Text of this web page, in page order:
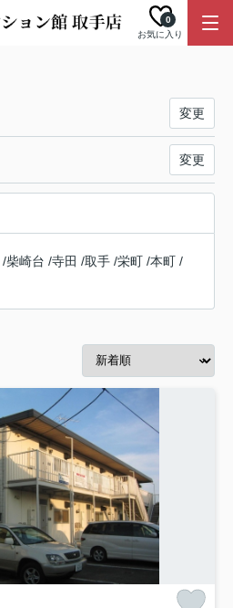
お気に入り
0
変更
変更
/柴崎台 /寺田 /取手 /栄町 /本町 /